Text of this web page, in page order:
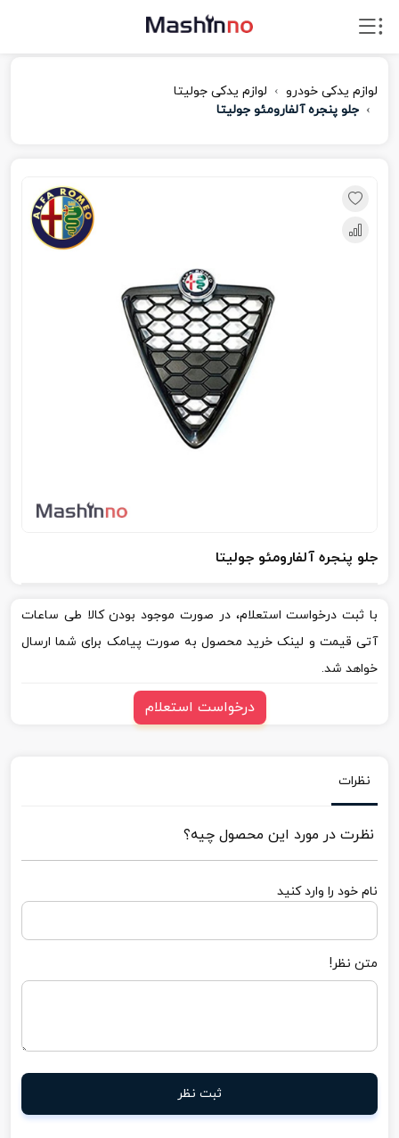
لوازم یدکی خودرو
لوازم یدکی جولیتا
جلو پنجره آلفارومئو جولیتا
جلو پنجره آلفارومئو جولیتا
با ثبت درخواست استعلام، در صورت موجود بودن کالا طی ساعات
آتی قیمت و لینک خرید محصول به صورت پیامک برای شما ارسال
خواهد شد.
درخواست استعلام
نظرات
نظرت در مورد این محصول چیه؟
نام خود را وارد کنید
متن نظر!
ثبت نظر